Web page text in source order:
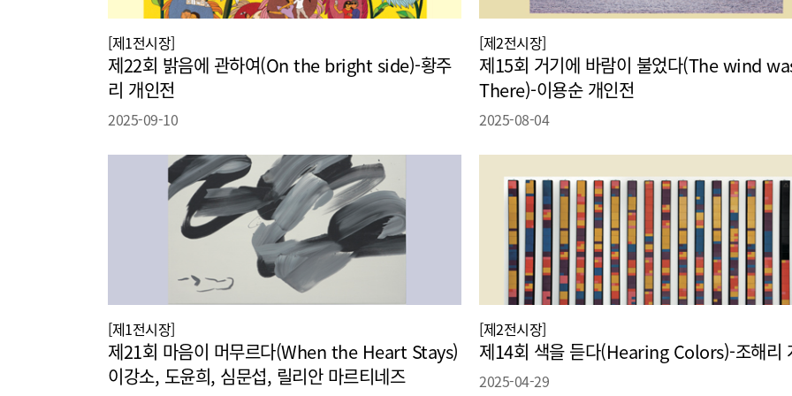
[제1전시장]
제22회 밝음에 관하여(On the bright side)-황주
리 개인전
2025-09-10
[제2전시장]
제15회 거기에 바람이 불었다(The wind
There)-이용순 개인전
2025-08-04
[제1전시장]
제21회 마음이 머무르다(When the Heart Stays)
이강소, 도윤희, 심문섭, 릴리안 마르티네즈
[제2전시장]
제14회 색을 듣다(Hearing Colors)-조해리
2025-04-29